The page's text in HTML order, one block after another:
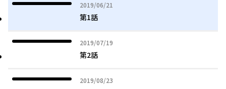
2019/06/21
2019年06月21日
第1話
2019/07/19
2019年07月19日
第2話
2019/08/23
2019年08月23日